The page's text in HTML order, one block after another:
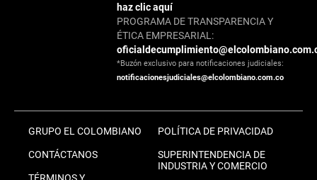
haz clic aquí
PROGRAMA DE TRANSPARENCIA Y
ÉTICA EMPRESARIAL:
*Buzón exclusivo para notificaciones judiciales:
notificacionesjudiciales@elcolombiano.com.co
GRUPO EL COLOMBIANO
CONTÁCTANOS
POLÍTICA DE PRIVACIDAD
SUPERINTENDENCIA DE
INDUSTRIA Y COMERCIO